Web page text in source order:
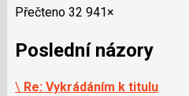
Přečteno 32 941×
Poslední názory
\ Re: Vykrádáním k titulu